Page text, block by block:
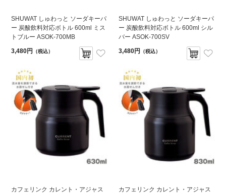
SHUWAT しゅわっと ソーダキーパ
ー 炭酸飲料対応ボトル 600ml ミス
トブルー ASOK-700MB
3,480円
（税込）
SHUWAT しゅわっと ソーダキーパ
ー 炭酸飲料対応ボトル 600ml シル
バー ASOK-700SV
3,480円
（税込）
カフェリンク カレント・アジャス
カフェリンク カレント・アジャス